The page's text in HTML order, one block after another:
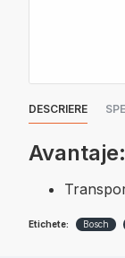
DESCRIERE
Etichete: Bosch